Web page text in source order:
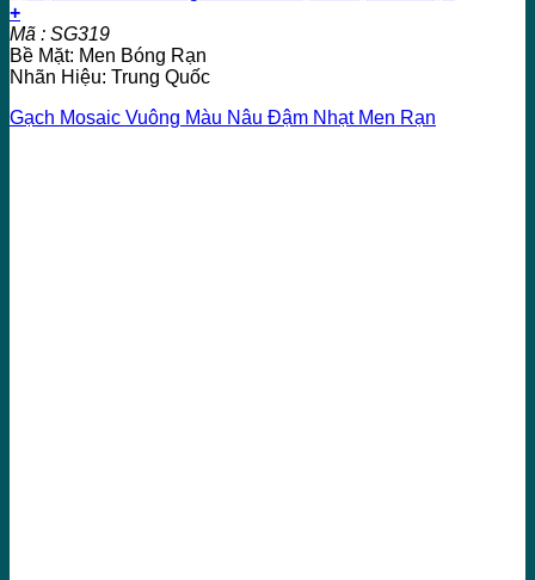
+
Mã : SG319
Bề Mặt: Men Bóng Rạn
Nhãn Hiệu: Trung Quốc
Gạch Mosaic Vuông Màu Nâu Đậm Nhạt Men Rạn